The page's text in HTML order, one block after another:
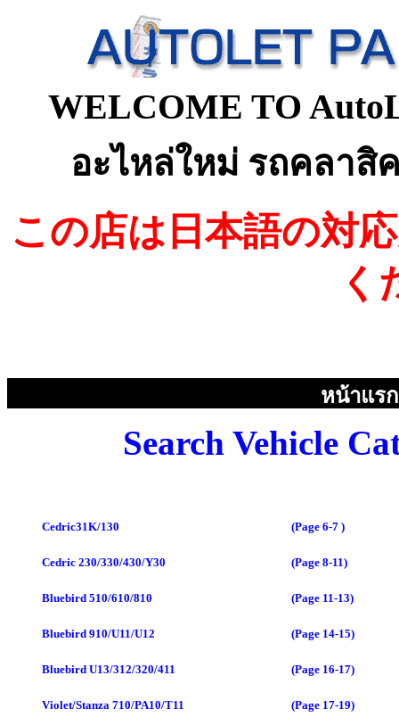
WELCOME TO
อะไหล่ใหม่ รถคลาสิ
この店は日本語の対応
く
หน้าแรก
Search Vehicle
Cedric31K/130 (Page 6-7 )
Cedric 230/330/430/Y30 (Page 8-11)
Bluebird 510/610/810 (Page 11-13)
Bluebird 910/U11/U12 (Page 14-15)
Bluebird U13/312/320/411 (Page 16-17)
Violet/Stanza 710/PA10/T11 (Page 17-19)